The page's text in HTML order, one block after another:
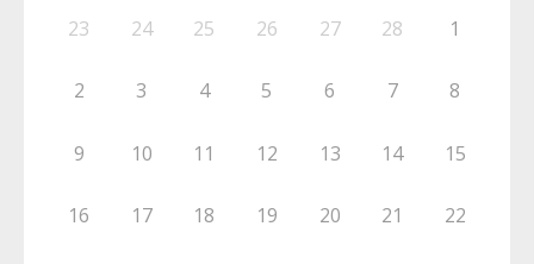
23 24 25 26 27 28 1
2 3 4 5 6 7 8
9 10 11 12 13 14 15
16 17 18 19 20 21 22